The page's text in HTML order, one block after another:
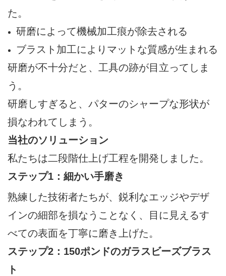
た。
研磨によって機械加工痕が除去される
ブラスト加工によりマットな質感が生まれる
研磨が不十分だと、工具の跡が目立ってしま
う。
研磨しすぎると、パターのシャープな形状が
損なわれてしまう。
当社のソリューション
私たちは二段階仕上げ工程を開発しました。
ステップ1：細かい手磨き
熟練した技術者たちが、鋭利なエッジやデザ
インの細部を損なうことなく、目に見えるす
べての表面を丁寧に磨き上げた。
ステップ2：150ポンドのガラスビーズブラス
ト